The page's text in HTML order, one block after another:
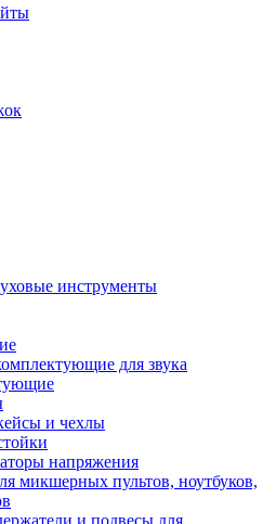
инструменты
для звука
и чехлы
напряжения
микшерных пультов, ноутбуков,
и подвесы для